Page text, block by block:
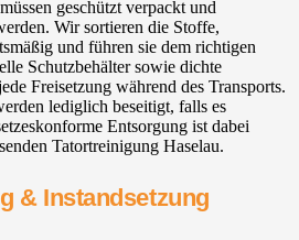
geschützt verpackt und
Wir sortieren die Stoffe,
und führen sie dem richtigen
Schutzbehälter sowie dichte
Freisetzung während des Transports.
lediglich beseitigt, falls es
Entsorgung ist dabei
Tatortreinigung Haselau.
& Instandsetzung